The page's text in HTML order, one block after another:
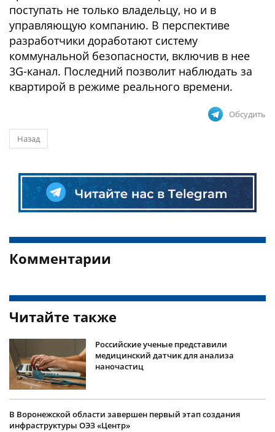
поступать не только владельцу, но и в
управляющую компанию. В перспективе
разработчики доработают систему
коммунальной безопасности, включив в нее
3G-канал. Последний позволит наблюдать за
квартирой в режиме реального времени.
Обсудить
Назад
Комментарии
Читайте также
Российские ученые представили
медицинский датчик для анализа
наночастиц
В Воронежской области завершен первый этап создания
инфраструктуры ОЭЗ «Центр»